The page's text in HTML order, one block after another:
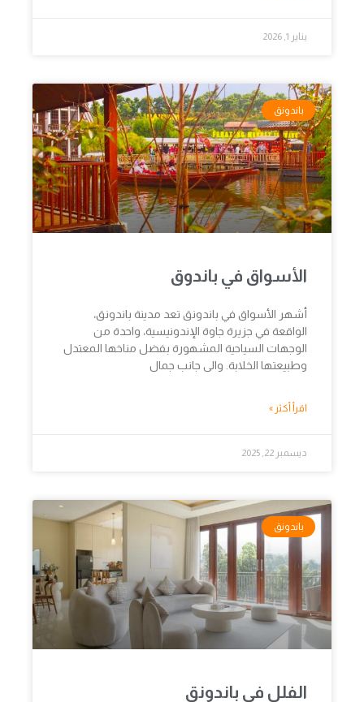
يناير 1, 2026
باندونق
الأسواق في باندوق
أشهر الأسواق في باندونق تعد مدينة باندونق،
الواقعة في جزيرة جاوة الإندونيسية، واحدة من
الوجهات السياحية المشهورة بفضل مناخها المعتدل
وطبيعتها الخلابة. والى جانب جمال
اقرأ أكثر »
ديسمبر 22, 2025
باندونق
الفلل في باندونق